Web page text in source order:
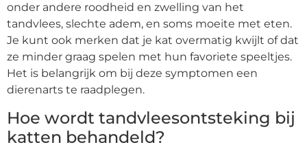
onder andere roodheid en zwelling van het
tandvlees, slechte adem, en soms moeite met eten.
Je kunt ook merken dat je kat overmatig kwijlt of dat
ze minder graag spelen met hun favoriete speeltjes.
Het is belangrijk om bij deze symptomen een
dierenarts te raadplegen.
Hoe wordt tandvleesontsteking bij
katten behandeld?